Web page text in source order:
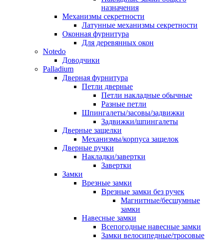
назначения
Механизмы секретности
Латунные механизмы секретности
Оконная фурнитура
Для деревянных окон
Notedo
Доводчики
Palladium
Дверная фурнитура
Петли дверные
Петли накладные обычные
Разные петли
Шпингалеты/засовы/задвижки
Задвижки/шпингалеты
Дверные защелки
Механизмы/корпуса защелок
Дверные ручки
Накладки/завертки
Завертки
Замки
Врезные замки
Врезные замки без ручек
Магнитные/бесшумные
замки
Навесные замки
Всепогодные навесные замки
Замки велосипедные/тросовые